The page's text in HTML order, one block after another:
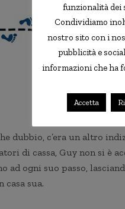
dubbio, c’era un altro
di cassa, Guy non si è
ad ogni suo passo,
casa sua.
funzionalità dei
Condividiamo
nostro sito con i
pubblicità e
informazioni che ha
Accetta